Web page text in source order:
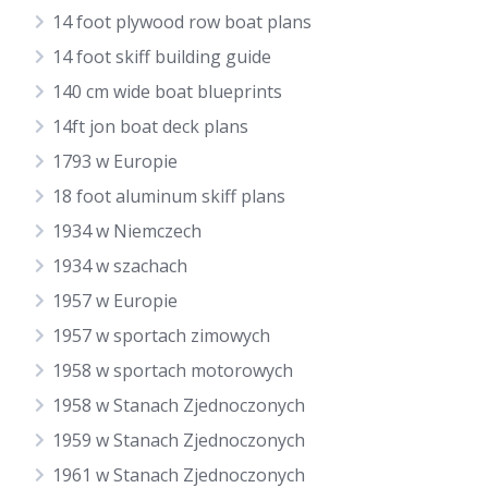
14 foot plywood row boat plans
14 foot skiff building guide
140 cm wide boat blueprints
14ft jon boat deck plans
1793 w Europie
18 foot aluminum skiff plans
1934 w Niemczech
1934 w szachach
1957 w Europie
1957 w sportach zimowych
1958 w sportach motorowych
1958 w Stanach Zjednoczonych
1959 w Stanach Zjednoczonych
1961 w Stanach Zjednoczonych